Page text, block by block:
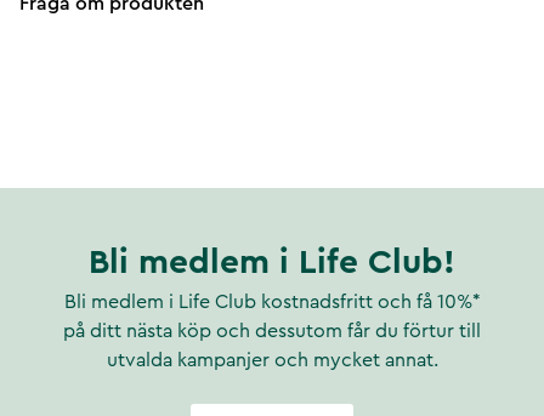
Fråga om produkten
Bli medlem i Life Club!
Bli medlem i Life Club kostnadsfritt och få 10%*
på ditt nästa köp och dessutom får du förtur till
utvalda kampanjer och mycket annat.